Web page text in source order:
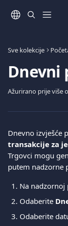
Sve kolekcije
Dnevni
Ažurirano prije više
Dnevno izvješće
transakcije za
Trgovci mogu
putem nadzorne
Na
Odaberite
Odaberite